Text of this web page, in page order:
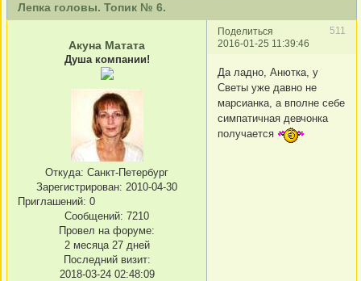
Лепка головы. Топик № 6.
Поделиться
511
2016-01-25 11:39:46
Акуна Матата
Душа компании!
Откуда: Санкт-Петербург
Зарегистрирован: 2010-04-30
Приглашений: 0
Сообщений: 7210
Провел на форуме:
2 месяца 27 дней
Последний визит:
2018-03-24 02:48:09
Да ладно, Анютка, у
Светы уже давно не
марсианка, а вполне себе
симпатичная девчонка
получается